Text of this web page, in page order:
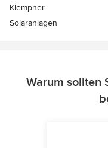
Klempner
Solaranlagen
Warum sollten